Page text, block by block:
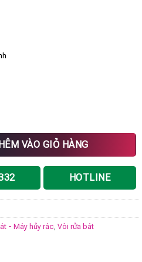
₫.
VÀO GIỎ HÀNG
HOTLINE
- Máy hủy rác Vòi rửa bát